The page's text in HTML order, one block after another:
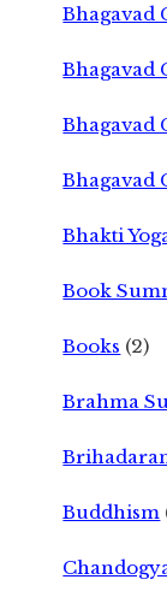
Bhagavad
Bhagavad
Bhagavad
Bhagavad
Bhakti
Book
Books (2)
Brahma
Buddhism